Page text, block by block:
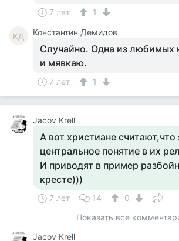
7 лет 1
КД Константин Демидов
Случайно. Одна из любимых
и мявкаю.
7 лет 1
Jacov Krell
А вот христиане считают,что
центральное понятие в их
И приводят в пример
кресте)))
7 лет 14
0
Показать все
Jacov Krell